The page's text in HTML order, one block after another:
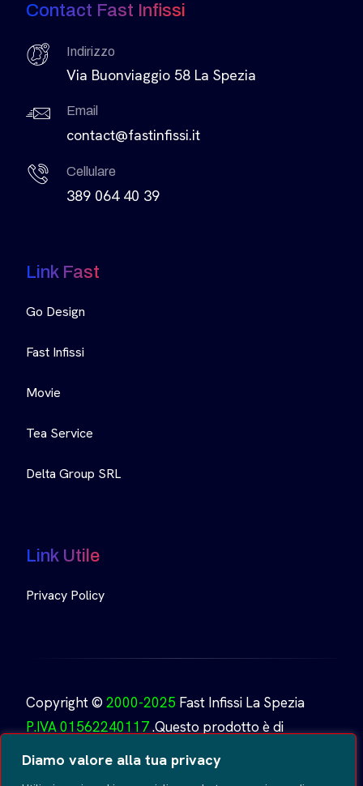
Diamo valore alla tua privacy
Contact Fast Infissi
Indirizzo
Via Buonviaggio 58 La Spezia
Email
contact@fastinfissi.it
Cellulare
389 064 40 39
Link Fast
Go Design
Fast Infissi
Movie
Tea Service
Delta Group SRL
Link Utile
Privacy Policy
Copyright © 2000-2025 Fast Infissi La Spezia
P.IVA 01562240117.Questo prodotto è di
proprietà di
Fast Infissi. Creato da